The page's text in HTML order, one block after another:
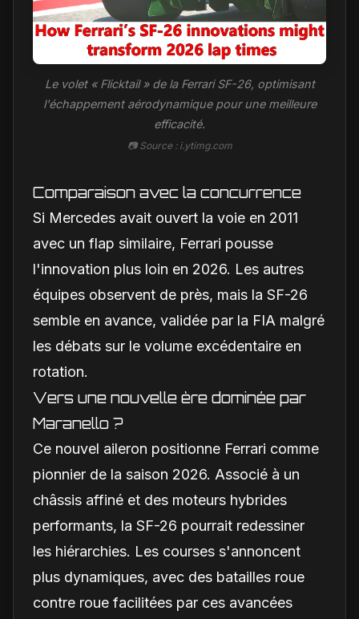
Le volet « Flicktail » de la Ferrari SF-26, optimisant
l'échappement aérodynamique pour une meilleure
efficacité.
📷 Source : i.ytimg.com
Comparaison avec la concurrence
Si Mercedes avait ouvert la voie en 2011
avec un flap similaire, Ferrari pousse
l'innovation plus loin en 2026. Les autres
équipes observent de près, mais la SF-26
semble en avance, validée par la FIA malgré
les débats sur le volume excédentaire en
rotation.
Vers une nouvelle ère dominée par
Maranello ?
Ce nouvel aileron positionne Ferrari comme
pionnier de la saison 2026. Associé à un
châssis affiné et des moteurs hybrides
performants, la SF-26 pourrait redessiner
les hiérarchies. Les courses s'annoncent
plus dynamiques, avec des batailles roue
contre roue facilitées par ces avancées